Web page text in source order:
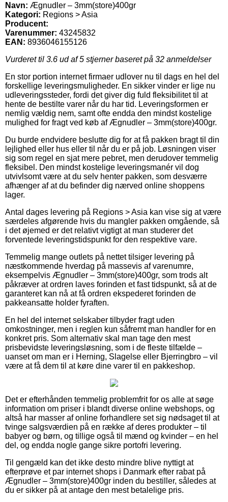
Navn: Ægnudler – 3mm(store)400gr
Kategori: Regions > Asia
Producent:
Varenummer: 43245832
EAN: 8936046155126
Vurderet til 3.6 ud af 5 stjerner baseret på 32 anmeldelser
En stor portion internet firmaer udlover nu til dags en hel del
forskellige leveringsmuligheder. En sikker vinder er lige nu
udleveringssteder, fordi det giver dig fuld fleksibilitet til at
hente de bestilte varer når du har tid. Leveringsformen er
nemlig vældig nem, samt ofte endda den mindst kostelige
mulighed for fragt ved køb af Ægnudler – 3mm(store)400gr.
Du burde endvidere beslutte dig for at få pakken bragt til din
lejlighed eller hus eller til når du er på job. Løsningen viser
sig som regel en sjat mere pebret, men derudover temmelig
fleksibel. Den mindst kostelige leveringsmanér vil dog
utvivlsomt være at du selv henter pakken, som desværre
afhænger af at du befinder dig nærved online shoppens
lager.
Antal dages levering på Regions > Asia kan vise sig at være
særdeles afgørende hvis du mangler pakken omgående, så
i det øjemed er det relativt vigtigt at man studerer det
forventede leveringstidspunkt for den respektive vare.
Temmelig mange outlets på nettet tilsiger levering på
næstkommende hverdag på massevis af varenumre,
eksempelvis Ægnudler – 3mm(store)400gr, som trods alt
påkræver at ordren laves forinden et fast tidspunkt, så at de
garanteret kan nå at få ordren ekspederet forinden de
pakkeansatte holder fyraften.
En hel del internet selskaber tilbyder fragt uden
omkostninger, men i reglen kun såfremt man handler for en
konkret pris. Som alternativ skal man tage den mest
prisbevidste leveringsløsning, som i de fleste tilfælde –
uanset om man er i Herning, Slagelse eller Bjerringbro – vil
være at få dem til at køre dine varer til en pakkeshop.
Det er efterhånden temmelig problemfrit for os alle at søge
information om priser i blandt diverse online webshops, og
altså har masser af online forhandlere set sig nødsaget til at
tvinge salgsværdien på en række af deres produkter – til
babyer og børn, og tillige også til mænd og kvinder – en hel
del, og endda nogle gange sikre portofri levering.
Til gengæld kan det ikke desto mindre blive nyttigt at
efterprøve et par internet shops i Danmark efter rabat på
Ægnudler – 3mm(store)400gr inden du bestiller, således at
du er sikker på at antage den mest betalelige pris.